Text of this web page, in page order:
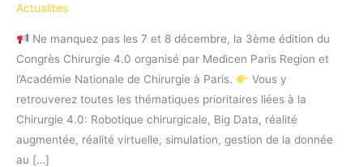
Actualites
Ne manquez pas les 7 et 8 décembre, la 3ème édition du
Congrès Chirurgie 4.0 organisé par Medicen Paris Region et
l’Académie Nationale de Chirurgie à Paris.
Vous y
retrouverez toutes les thématiques prioritaires liées à la
Chirurgie 4.0: Robotique chirurgicale, Big Data, réalité
augmentée, réalité virtuelle, simulation, gestion de la donnée
au […]